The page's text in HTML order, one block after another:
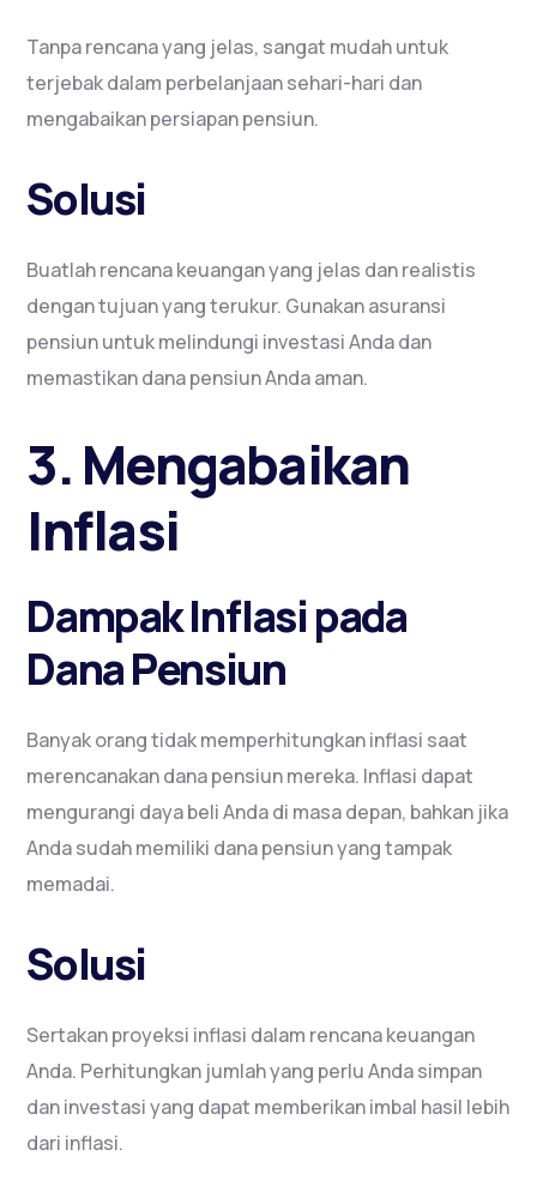
Tanpa rencana yang jelas, sangat mudah untuk
terjebak dalam perbelanjaan sehari-hari dan
mengabaikan persiapan pensiun.
Solusi
Buatlah rencana keuangan yang jelas dan realistis
dengan tujuan yang terukur. Gunakan asuransi
pensiun untuk melindungi investasi Anda dan
memastikan dana pensiun Anda aman.
3. Mengabaikan
Inflasi
Dampak Inflasi pada
Dana Pensiun
Banyak orang tidak memperhitungkan inflasi saat
merencanakan dana pensiun mereka. Inflasi dapat
mengurangi daya beli Anda di masa depan, bahkan jika
Anda sudah memiliki dana pensiun yang tampak
memadai.
Solusi
Sertakan proyeksi inflasi dalam rencana keuangan
Anda. Perhitungkan jumlah yang perlu Anda simpan
dan investasi yang dapat memberikan imbal hasil lebih
dari inflasi.